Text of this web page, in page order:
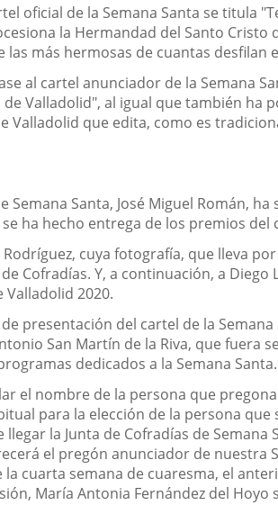
oficial de la Semana Santa se titula
la Hermandad del Santo
las más hermosas de cuantas desfilan
al cartel anunciador de la Semana
Valladolid", al igual que también
Valladolid que edita, como es
Semana Santa, José Miguel Román,
ha hecho entrega de los premios del
Rodríguez, cuya fotografía, que lleva
Cofradías. Y, a continuación, a
Valladolid 2020.
presentación del cartel de la
San Martín de la Riva, que fuera
dedicados a la Semana Santa.
el nombre de la persona que
para la elección de la persona
la Junta de Cofradías de
el pregón anunciador de nuestra
cuarta semana de cuaresma, el
María Antonia Fernández del